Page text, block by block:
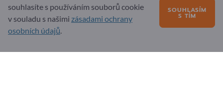
Otázky?
souhlasíte s používáním souborů cookie
v souladu s našimi zásadami ochrany
osobních údajů.
SOUHLASÍM
S TÍM